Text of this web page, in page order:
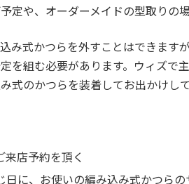
定や、オーダーメイドの型取りの場
み式かつらを外すことはできま
を組む必要があります。ウィズで
式のかつらを装着してお出かけして
来店予約を頂く
日に、お使いの編み込み式かつら